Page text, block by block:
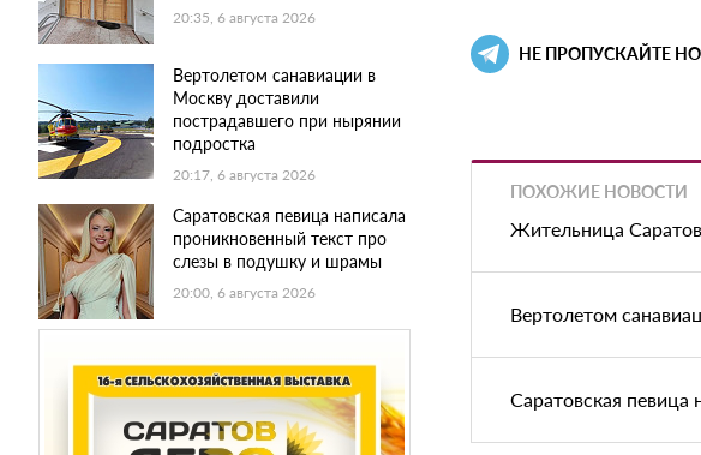
20:35, 6 августа 2026
Вертолетом санавиации в
Москву доставили
пострадавшего при нырянии
подростка
20:17, 6 августа 2026
Саратовская певица написала
проникновенный текст про
слезы в подушку и шрамы
20:00, 6 августа 2026
НЕ ПРОПУСКАЙТЕ
ПОХОЖИЕ НОВОСТИ
Жительница
Вертолетом
Саратовская